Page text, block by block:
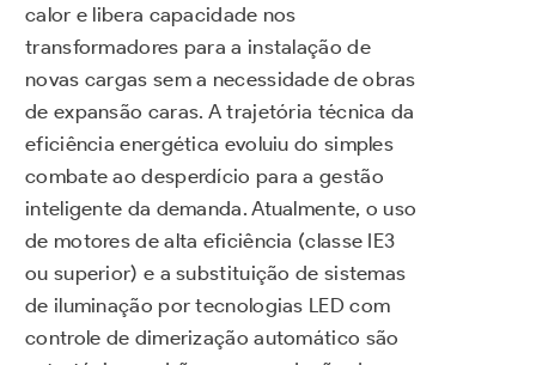
calor e libera capacidade nos
transformadores para a instalação de
novas cargas sem a necessidade de obras
de expansão caras. A trajetória técnica da
eficiência energética evoluiu do simples
combate ao desperdício para a gestão
inteligente da demanda. Atualmente, o uso
de motores de alta eficiência (classe IE3
ou superior) e a substituição de sistemas
de iluminação por tecnologias LED com
controle de dimerização automático são